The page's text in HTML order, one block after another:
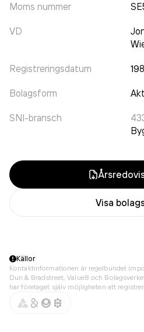
Moms nummer
VD
Registreringsdatum
Bolagsform
SNI-bransch
Visa
Källor
Kontaktinformationen är regelbundet
Dun & Bradstreet, Value8 och
har företaget själv möjligheten att